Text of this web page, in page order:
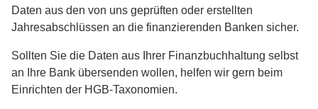
Daten aus den von uns geprüften oder erstellten
Jahresabschlüssen an die finanzierenden Banken sicher.
Sollten Sie die Daten aus Ihrer Finanzbuchhaltung selbst
an Ihre Bank übersenden wollen, helfen wir gern beim
Einrichten der HGB-Taxonomien.